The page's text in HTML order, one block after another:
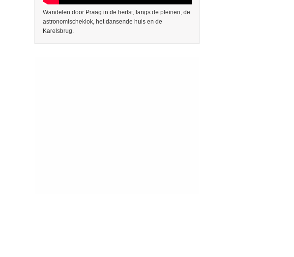
Wandelen door Praag in de herfst, langs de pleinen, de
astronomischeklok, het dansende huis en de
Karelsbrug.